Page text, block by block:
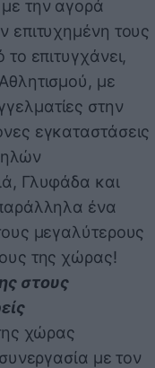
την αγορά
επιτυχημένη τους
επιτυγχάνει,
με
στην
εγκαταστάσεις
Γλυφάδα και
ένα
μεγαλύτερους
της χώρας!
στους
χώρας
με τον